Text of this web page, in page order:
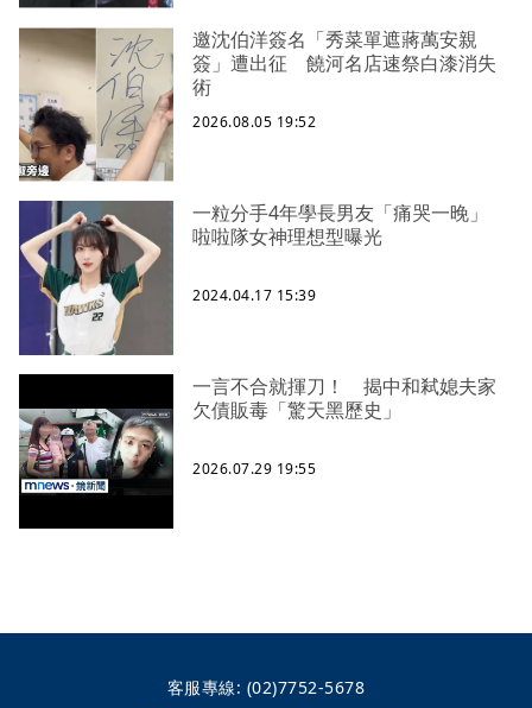
邀沈伯洋簽名「秀菜單遮蔣萬安親
簽」遭出征 饒河名店速祭白漆消失
術
2026.08.05 19:52
一粒分手4年學長男友「痛哭一晚」
啦啦隊女神理想型曝光
2024.04.17 15:39
一言不合就揮刀！ 揭中和弒媳夫家
欠債販毒「驚天黑歷史」
2026.07.29 19:55
客服專線: (02)7752-5678